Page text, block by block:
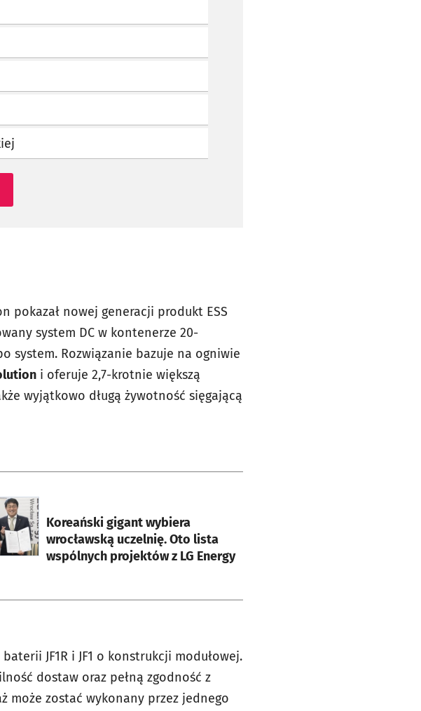
pokazał nowej generacji produkt ESS
system DC w kontenerze 20-
system. Rozwiązanie bazuje na ogniwie
i oferuje 2,7-krotnie większą
wyjątkowo długą żywotność sięgającą
Koreański gigant wybiera
wrocławską uczelnię. Oto lista
wspólnych projektów z LG Energy
się w nowej karcie
JF1R i JF1 o konstrukcji modułowej.
dostaw oraz pełną zgodność z
może zostać wykonany przez jednego